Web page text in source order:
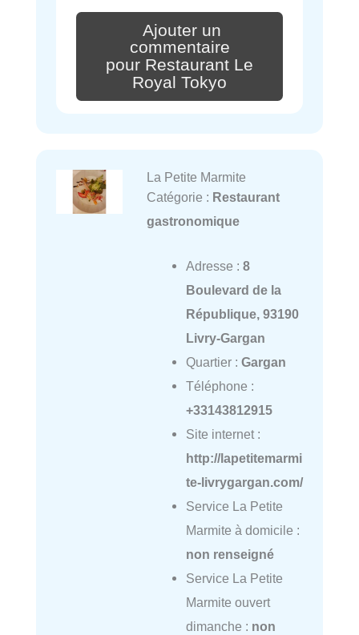
Ajouter un
commentaire
pour Restaurant Le
Royal Tokyo
La Petite Marmite
Catégorie : Restaurant
gastronomique
Adresse : 8
Boulevard de la
République, 93190
Livry-Gargan
Quartier : Gargan
Téléphone :
+33143812915
Site internet :
http://lapetitemarmi
te-livrygargan.com/
Service La Petite
Marmite à domicile :
non renseigné
Service La Petite
Marmite ouvert
dimanche : non